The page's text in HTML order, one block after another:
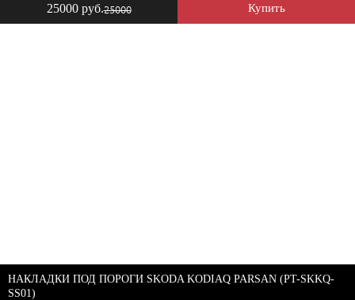
25000 руб.25000 Купить
НАКЛАДКИ ПОД ПОРОГИ SKODA KODIAQ PARSAN (PT-SKKQ-
SS01)